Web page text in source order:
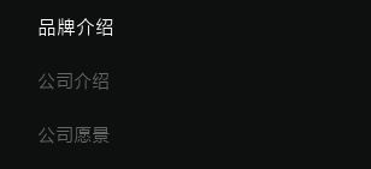
品牌介绍
公司介绍
公司愿景